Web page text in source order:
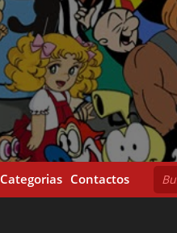
Categorias Contactos